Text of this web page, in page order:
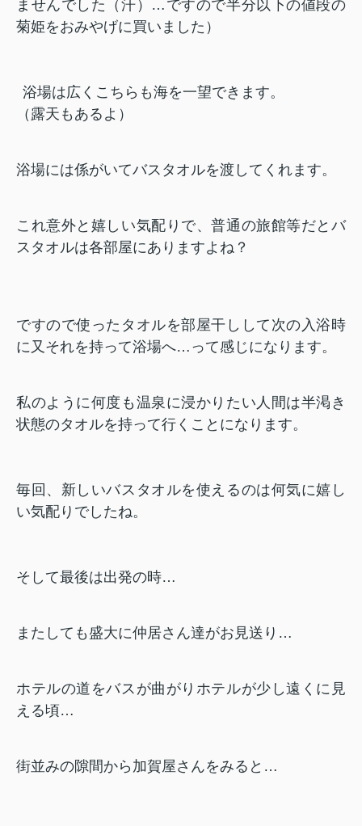
ませんでした（汗） …ですので半分以下の値段の
菊姫をおみやげに買いました）
浴場は広くこちらも海を一望できます。
（露天もあるよ）
浴場には係がいてバスタオルを渡してくれます。
これ意外と嬉しい気配りで、普通の旅館等だとバ
スタオルは各部屋にありますよね？
ですので使ったタオルを部屋干しして次の入浴時
に又それを持って浴場へ…って感じになります。
私のように何度も温泉に浸かりたい人間は半渇き
状態のタオルを持って行くことになります。
毎回、新しいバスタオルを使えるのは何気に嬉し
い気配りでしたね。
そして最後は出発の時…
またしても盛大に仲居さん達がお見送り…
ホテルの道をバスが曲がりホテルが少し遠くに見
える頃…
街並みの隙間から加賀屋さんをみると…